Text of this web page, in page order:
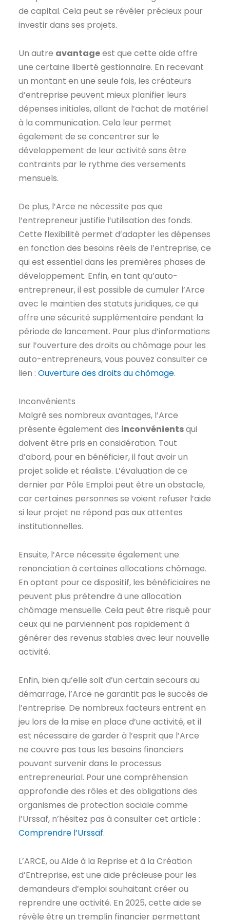
de capital. Cela peut se révéler précieux pour
investir dans ses projets.
Un autre avantageest que cette aide offre
une certaine liberté gestionnaire. En recevant
un montant en une seule fois, les créateurs
d’entreprise peuvent mieux planifier leurs
dépenses initiales, allant de l’achat de matériel
à la communication. Cela leur permet
également de se concentrer sur le
développement de leur activité sans être
contraints par le rythme des versements
mensuels.
De plus, l’Arce ne nécessite pas que
l’entrepreneur justifie l’utilisation des fonds.
Cette flexibilité permet d’adapter les dépenses
en fonction des besoins réels de l’entreprise, ce
qui est essentiel dans les premières phases de
développement. Enfin, en tant qu’auto-
entrepreneur, il est possible de cumuler l’Arce
avec le maintien des statuts juridiques, ce qui
offre une sécurité supplémentaire pendant la
période de lancement. Pour plus d’informations
sur l’ouverture des droits au chômage pour les
auto-entrepreneurs, vous pouvez consulter ce
lien :Ouverture des droits au chômage.
Inconvénients
Malgré ses nombreux avantages, l’Arce
présente également des inconvénientsqui
doivent être pris en considération. Tout
d’abord, pour en bénéficier, il faut avoir un
projet solide et réaliste. L’évaluation de ce
dernier par Pôle Emploi peut être un obstacle,
car certaines personnes se voient refuser l’aide
si leur projet ne répond pas aux attentes
institutionnelles.
Ensuite, l’Arce nécessite également une
renonciation à certaines allocations chômage.
En optant pour ce dispositif, les bénéficiaires ne
peuvent plus prétendre à une allocation
chômage mensuelle. Cela peut être risqué pour
ceux qui ne parviennent pas rapidement à
générer des revenus stables avec leur nouvelle
activité.
Enfin, bien qu’elle soit d’un certain secours au
démarrage, l’Arce ne garantit pas le succès de
l’entreprise. De nombreux facteurs entrent en
jeu lors de la mise en place d’une activité, et il
est nécessaire de garder à l’esprit que l’Arce
ne couvre pas tous les besoins financiers
pouvant survenir dans le processus
entrepreneurial. Pour une compréhension
approfondie des rôles et des obligations des
organismes de protection sociale comme
l’Urssaf, n’hésitez pas à consulter cet article :
Comprendre l’Urssaf.
L’ARCE, ou Aide à la Reprise et à la Création
d’Entreprise, est une aide précieuse pour les
demandeurs d’emploi souhaitant créer ou
reprendre une activité. En 2025, cette aide se
révèle être un tremplin financier permettant